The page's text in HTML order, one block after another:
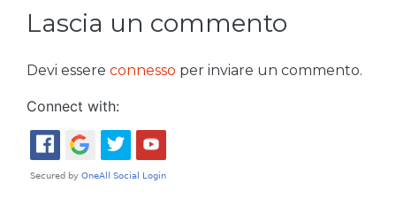
Lascia un commento
Devi essere connesso per inviare un commento.
Connect with: